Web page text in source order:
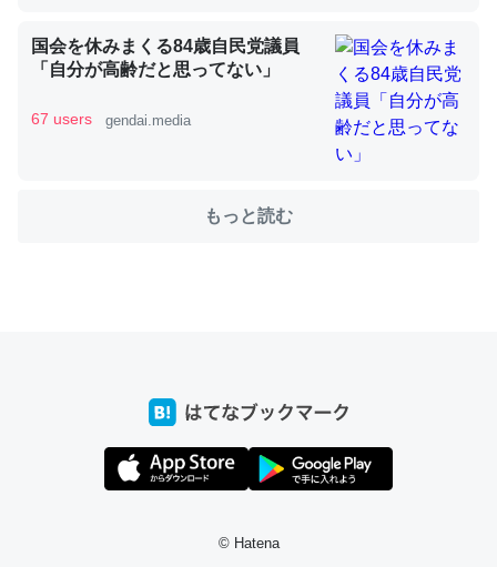
ちょうど同じ理由でEcho Show 8を設定中でした。Prime
り時間を日数にすると1週間とかの人が多いそうだけど、
たいなのでネット環境作ったけどAlexaしか使わないので
回線代ほとんどかからないですよ。参考：
国会を休みまくる84歳自民党議員
「自分が高齢だと思ってない」
67 users gendai.media
もっと読む
© Hatena